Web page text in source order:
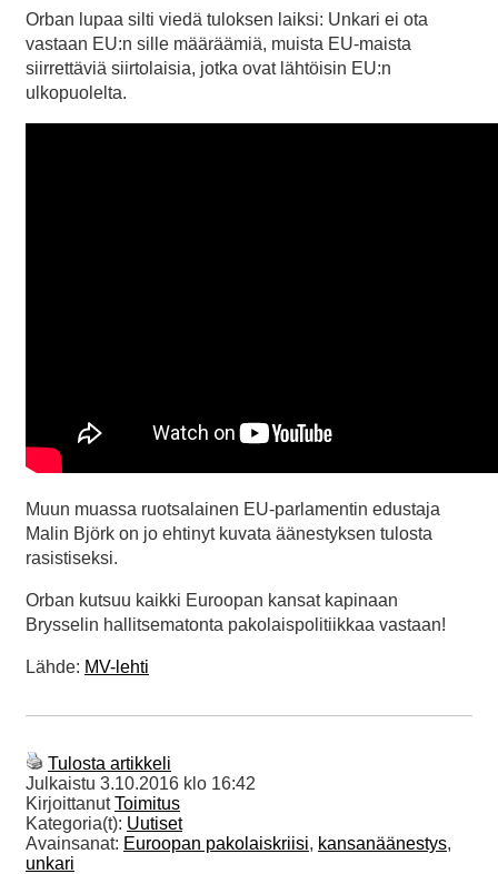
Orban lupaa silti viedä tuloksen laiksi: Unkari ei ota
vastaan EU:n sille määräämiä, muista EU-maista
siirrettäviä siirtolaisia, jotka ovat lähtöisin EU:n
ulkopuolelta.
Muun muassa ruotsalainen EU-parlamentin edustaja
Malin Björk on jo ehtinyt kuvata äänestyksen tulosta
rasistiseksi.
Orban kutsuu kaikki Euroopan kansat kapinaan
Brysselin hallitsematonta pakolaispolitiikkaa vastaan!
Lähde: MV-lehti
Tulosta artikkeli
Julkaistu 3.10.2016 klo 16:42
KirjoittanutToimitus
Kategoria(t): Uutiset
Avainsanat: Euroopan pakolaiskriisi, kansanäänestys,
unkari